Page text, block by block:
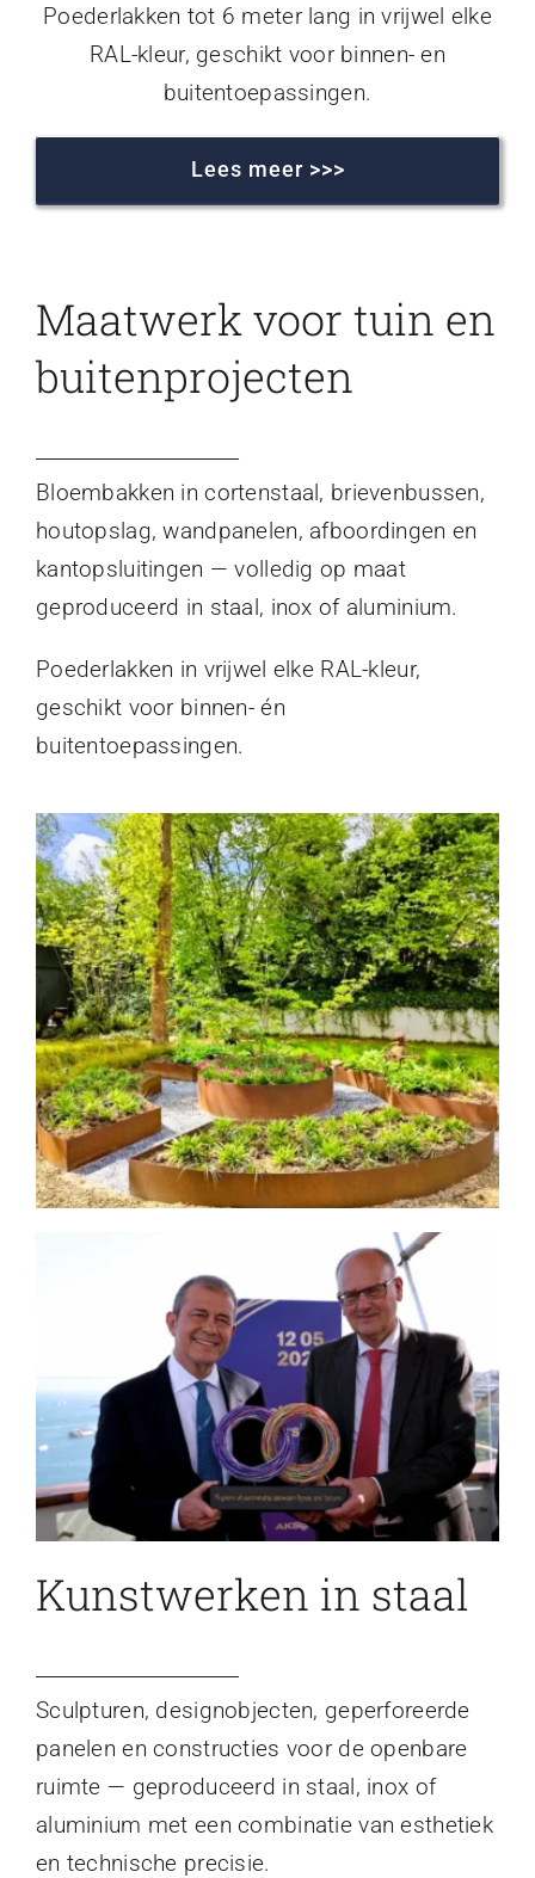
Poederlakken tot 6 meter lang in vrijwel elke
RAL-kleur, geschikt voor binnen- en
buitentoepassingen.
Lees meer >>>
Maatwerk voor tuin en
buitenprojecten
Bloembakken in cortenstaal, brievenbussen,
houtopslag, wandpanelen, afboordingen en
kantopsluitingen — volledig op maat
geproduceerd in staal, inox of aluminium.
Poederlakken in vrijwel elke RAL-kleur,
geschikt voor binnen- én
buitentoepassingen.
Kunstwerken in staal
Sculpturen, designobjecten, geperforeerde
panelen en constructies voor de openbare
ruimte — geproduceerd in staal, inox of
aluminium met een combinatie van esthetiek
en technische precisie.